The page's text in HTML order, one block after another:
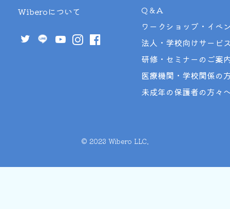
Wiberoについて
Q＆A
ワークショップ・イベ
法人・学校向けサービ
研修・セミナーのご案
医療機関・学校関係の
未成年の保護者の方々
©︎ 2023 Wibero LLC.